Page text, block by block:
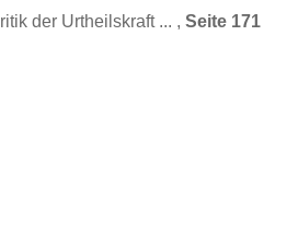
der Urtheilskraft ... , Seite 171